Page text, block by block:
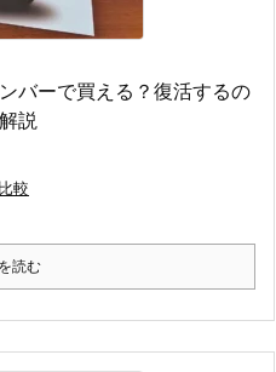
バーで買える？復活するの
説
較
読む